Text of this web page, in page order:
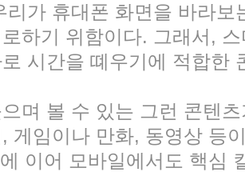
리가 휴대폰 화면을 바라
하기 위함이다. 그래서,
시간을 뗴우기에 적합한
며 볼 수 있는 그런 콘텐
게임이나 만화, 동영상 등
이어 모바일에서도 핵심